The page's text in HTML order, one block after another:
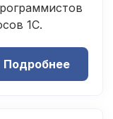
1С.
Подробнее